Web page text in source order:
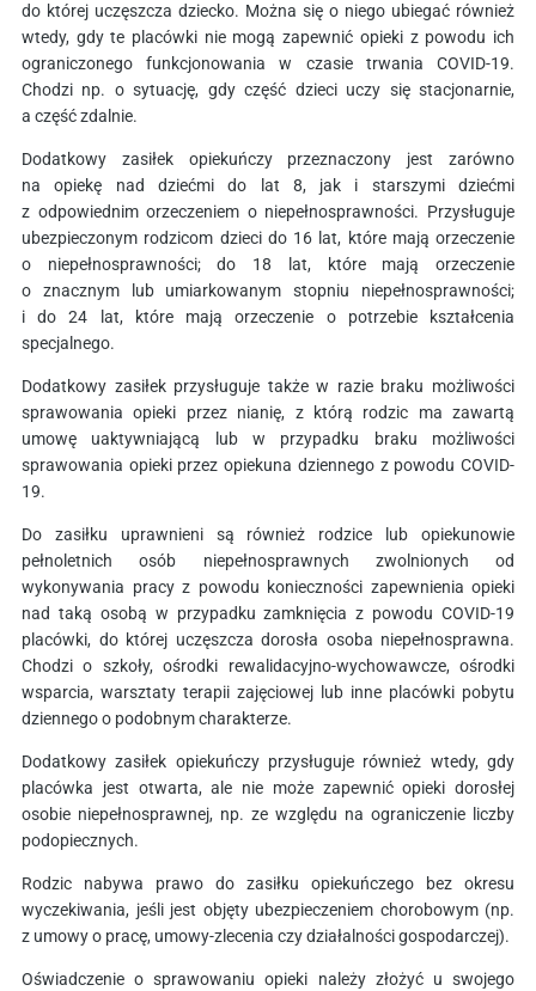
do której uczęszcza dziecko. Można się o niego ubiegać również
wtedy, gdy te placówki nie mogą zapewnić opieki z powodu ich
ograniczonego funkcjonowania w czasie trwania COVID-19.
Chodzi np. o sytuację, gdy część dzieci uczy się stacjonarnie,
a część zdalnie.
Dodatkowy zasiłek opiekuńczy przeznaczony jest zarówno
na opiekę nad dziećmi do lat 8, jak i starszymi dziećmi
z odpowiednim orzeczeniem o niepełnosprawności. Przysługuje
ubezpieczonym rodzicom dzieci do 16 lat, które mają orzeczenie
o niepełnosprawności; do 18 lat, które mają orzeczenie
o znacznym lub umiarkowanym stopniu niepełnosprawności;
i do 24 lat, które mają orzeczenie o potrzebie kształcenia
specjalnego.
Dodatkowy zasiłek przysługuje także w razie braku możliwości
sprawowania opieki przez nianię, z którą rodzic ma zawartą
umowę uaktywniającą lub w przypadku braku możliwości
sprawowania opieki przez opiekuna dziennego z powodu COVID-
19.
Do zasiłku uprawnieni są również rodzice lub opiekunowie
pełnoletnich osób niepełnosprawnych zwolnionych od
wykonywania pracy z powodu konieczności zapewnienia opieki
nad taką osobą w przypadku zamknięcia z powodu COVID-19
placówki, do której uczęszcza dorosła osoba niepełnosprawna.
Chodzi o szkoły, ośrodki rewalidacyjno-wychowawcze, ośrodki
wsparcia, warsztaty terapii zajęciowej lub inne placówki pobytu
dziennego o podobnym charakterze.
Dodatkowy zasiłek opiekuńczy przysługuje również wtedy, gdy
placówka jest otwarta, ale nie może zapewnić opieki dorosłej
osobie niepełnosprawnej, np. ze względu na ograniczenie liczby
podopiecznych.
Rodzic nabywa prawo do zasiłku opiekuńczego bez okresu
wyczekiwania, jeśli jest objęty ubezpieczeniem chorobowym (np.
z umowy o pracę, umowy-zlecenia czy działalności gospodarczej).
Oświadczenie o sprawowaniu opieki należy złożyć u swojego